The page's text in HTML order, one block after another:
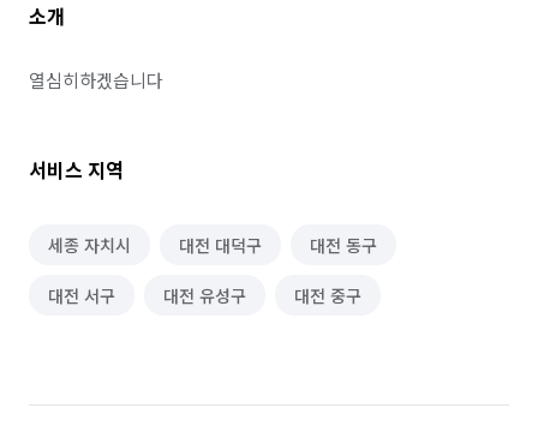
소개
서비스 지역
세종 자치시 대전 대덕구 대전 동구
대전 서구 대전 유성구 대전 중구